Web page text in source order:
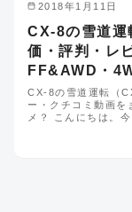
2018年1月11日
CX-8の雪道運
価・評判・レ
FF&AWD・
CX-8の雪道運転（
ー・クチコミ動画を
メ？ こんにちは。